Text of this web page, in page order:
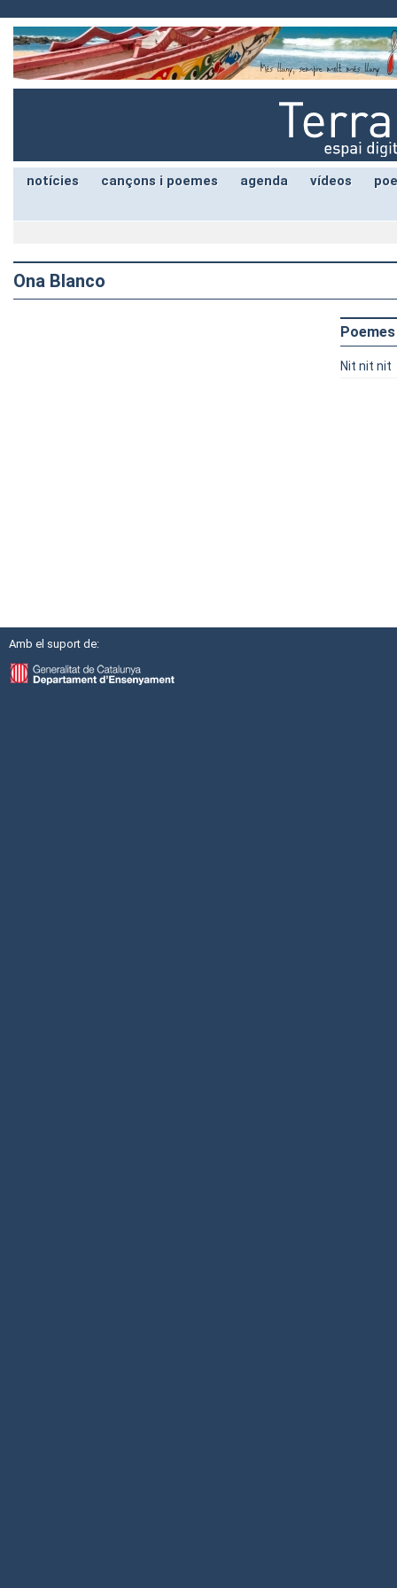
notícies cançons i poemes agenda vídeos
Ona Blanco
Poemes
Nit nit nit
Amb el suport de: